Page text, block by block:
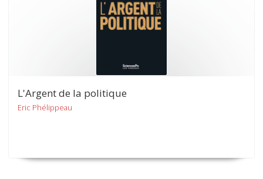
L'Argent de la politique
Eric Phélippeau